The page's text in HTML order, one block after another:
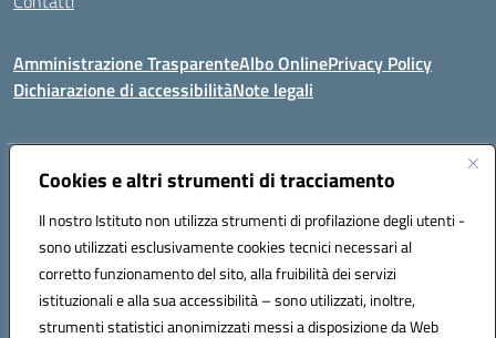
Cookies e altri strumenti di tracciamento
Il nostro Istituto non utilizza strumenti di profilazione degli utenti -
sono utilizzati esclusivamente cookies tecnici necessari al
corretto funzionamento del sito, alla fruibilità dei servizi
istituzionali e alla sua accessibilità – sono utilizzati, inoltre,
strumenti statistici anonimizzati messi a disposizione da Web
Amministrazione TrasparenteAlbo OnlinePrivacy Policy
Dichiarazione di accessibilitàNote legali
Indirizzo:VIA S. LEONARDO 90024 GANGI (PA)
Posta elettronica certificata (PEC):paic84500b@pec.istruzione.it
Codice fiscale: 95005240825
Codice meccanografico: PAIC84500B